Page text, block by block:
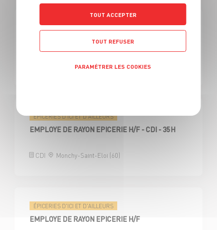
ÉPICERIES D'ICI ET D'AILLEURS
EMPLOYE DE RAYON EPICERIE H/F
Saint-André-les-Vergers (10)
ÉPICERIES D'ICI ET D'AILLEURS
EMPLOYE DE RAYON EPICERIE H/F - CDI - 35H
CDI Monchy-Saint-Eloi (60)
ÉPICERIES D'ICI ET D'AILLEURS
EMPLOYE DE RAYON EPICERIE H/F
TOUT ACCEPTER
TOUT REFUSER
PARAMÉTRER LES COOKIES